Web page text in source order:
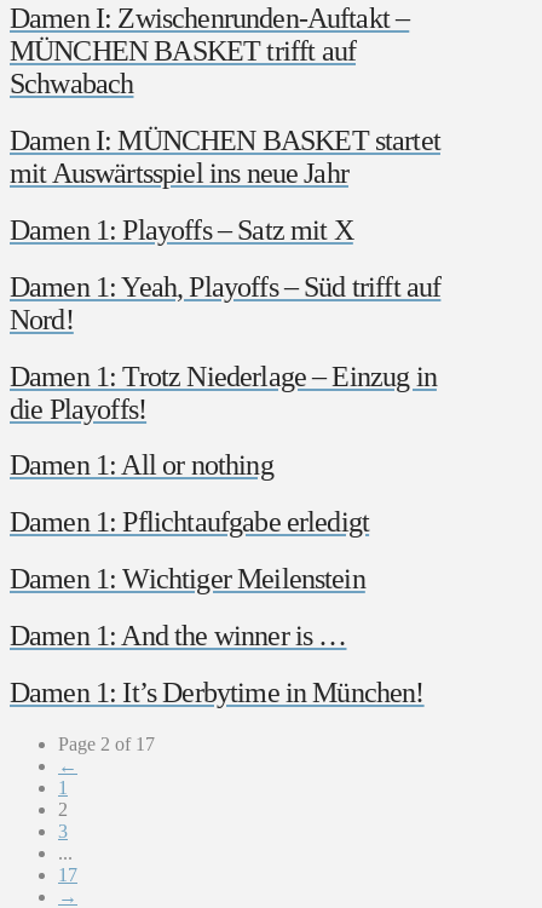
Damen I: Zwischenrunden-Auftakt –
MÜNCHEN BASKET trifft auf
Schwabach
Damen I: MÜNCHEN BASKET startet
mit Auswärtsspiel ins neue Jahr
Damen 1: Playoffs – Satz mit X
Damen 1: Yeah, Playoffs – Süd trifft auf
Nord!
Damen 1: Trotz Niederlage – Einzug in
die Playoffs!
Damen 1: All or nothing
Damen 1: Pflichtaufgabe erledigt
Damen 1: Wichtiger Meilenstein
Damen 1: And the winner is …
Damen 1: It’s Derbytime in München!
Page 2 of 17
←
1
2
3
...
17
→